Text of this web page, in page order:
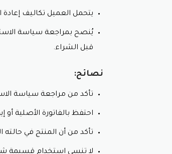
يتحمل العميل تكاليف إعادة
يُنصح بمراجعة سياسة
قبل الشراء.
نصائح:
تأكد من مراجعة سياسة
احتفظ بالفاتورة الأصلية
تأكد من أن المنتج في حالته
لا تنسى استخدام قسيمة